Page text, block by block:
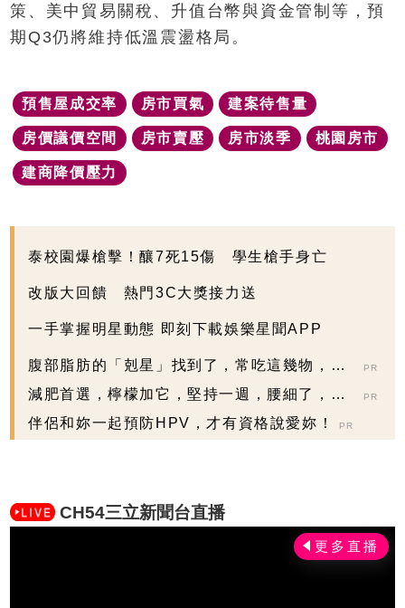
策、美中貿易關稅、升值台幣與資金管制等，預
期Q3仍將維持低溫震盪格局。
預售屋成交率 房市買氣 建案待售量
房價議價空間 房市賣壓 房市淡季 桃園房市
建商降價壓力
泰校園爆槍擊！釀7死15傷 學生槍手身亡
改版大回饋 熱門3C大獎接力送
一手掌握明星動態 即刻下載娛樂星聞APP
腹部脂肪的「剋星」找到了，常吃這幾物，吃
走大肚囊，瘦出...
PR
減肥首選，檸檬加它，堅持一週，腰細了，瘦
到你懷疑人生
PR
伴侶和妳一起預防HPV，才有資格說愛妳！ PR
CH54三立新聞台直播